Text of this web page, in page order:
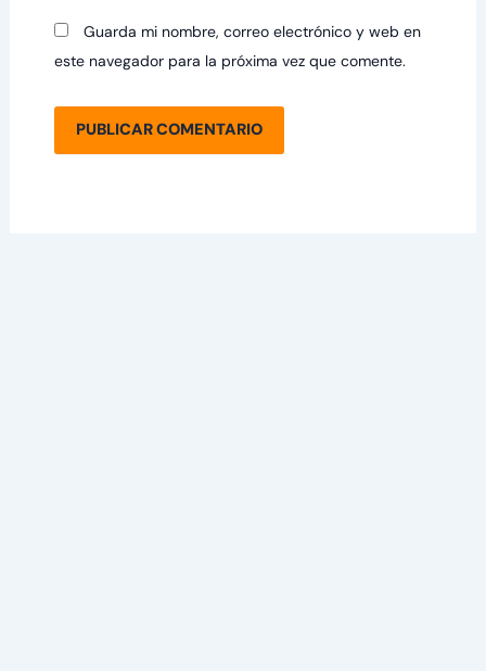
Guarda mi nombre, correo electrónico y web en
este navegador para la próxima vez que comente.